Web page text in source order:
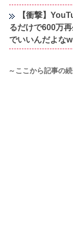
【衝撃】
るだけで600万
でいいんだよな
～ここから記事の